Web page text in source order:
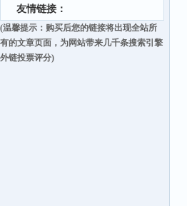
友情链接：
(温馨提示：购买后您的链接将出现全站所
有的文章页面，为网站带来几千条搜索引擎
外链投票评分)